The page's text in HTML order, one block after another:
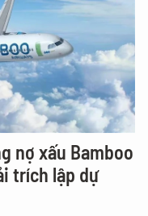
nợ xấu Bamboo
trích lập dự